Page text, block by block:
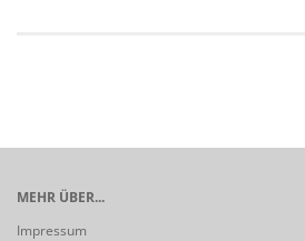
MEHR ÜBER...
Impressum